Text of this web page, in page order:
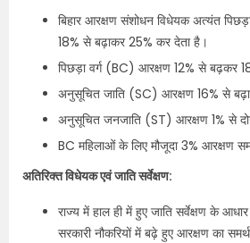
बिहार आरक्षण संशोधन विधेयक अत्यंत
18% से बढ़ाकर 25% कर देता है।
पिछड़ा वर्ग (BC) आरक्षण 12% से बढ़कर
अनुसूचित जाति (SC) आरक्षण 16% से
अनुसूचित जनजाति (ST) आरक्षण 1% से
BC महिलाओं के लिए मौजूदा 3% आरक्षण
अतिरिक्त विधेयक एवं जाति सर्वेक्षण:
राज्य में हाल ही में हुए जाति सर्वेक्षण के
सरकारी नौकरियों में बढ़े हुए आरक्षण का